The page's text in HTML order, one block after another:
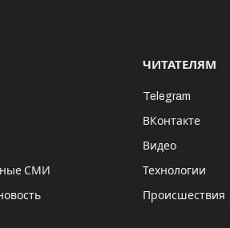
СМИ
ЧИТАТЕЛЯМ
Telegram
ВКонтакте
Видео
Технологии
Происшествия